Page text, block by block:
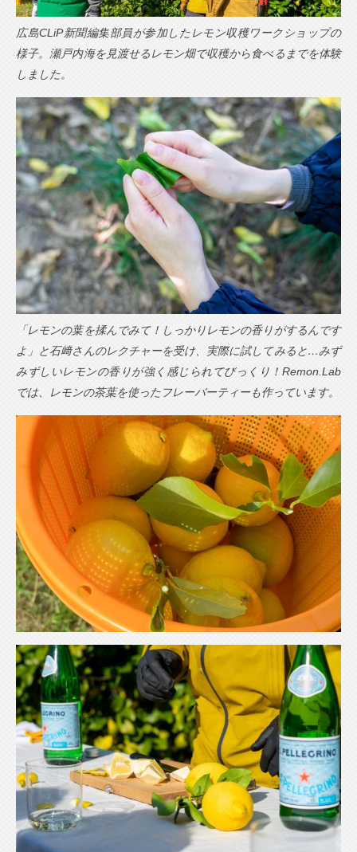
広島CLiP新聞編集部員が参加したレモン収穫ワークショップの
様子。瀬戸内海を見渡せるレモン畑で収穫から食べるまでを体験
しました。
「レモンの葉を揉んでみて！しっかりレモンの香りがするんです
よ」と石﨑さんのレクチャーを受け、実際に試してみると…みず
みずしいレモンの香りが強く感じられてびっくり！Remon.Lab
では、レモンの茶葉を使ったフレーバーティーも作っています。